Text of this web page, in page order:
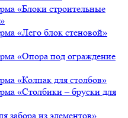
«Блоки строительные
«Лего блок стеновой»
«Опора под ограждение
«Колпак для столбов»
«Столбики – бруски для
забора из элементов»